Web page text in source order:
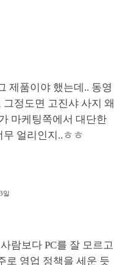
제품이야 했는데.. 동영
정도면 고진샤 사지 왜
마케팅쪽에서 대단한
얼리인지..ㅎㅎ
일
람보다 PC를 잘 모르고
로 영업 정책을 세운 듯